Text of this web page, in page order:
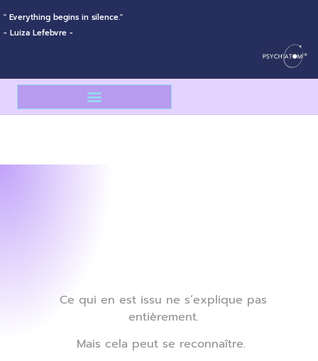
" Everything begins in silence."
- Luiza Lefebvre -
Ce qui en est issu ne s’explique pas
entièrement.
Mais cela peut se reconnaître.